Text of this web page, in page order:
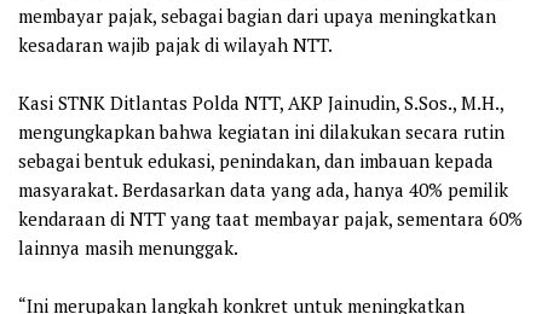
membayar pajak, sebagai bagian dari upaya meningkatkan
kesadaran wajib pajak di wilayah NTT.
Kasi STNK Ditlantas Polda NTT, AKP Jainudin, S.Sos., M.H.,
mengungkapkan bahwa kegiatan ini dilakukan secara rutin
sebagai bentuk edukasi, penindakan, dan imbauan kepada
masyarakat. Berdasarkan data yang ada, hanya 40% pemilik
kendaraan di NTT yang taat membayar pajak, sementara 60%
lainnya masih menunggak.
“Ini merupakan langkah konkret untuk meningkatkan